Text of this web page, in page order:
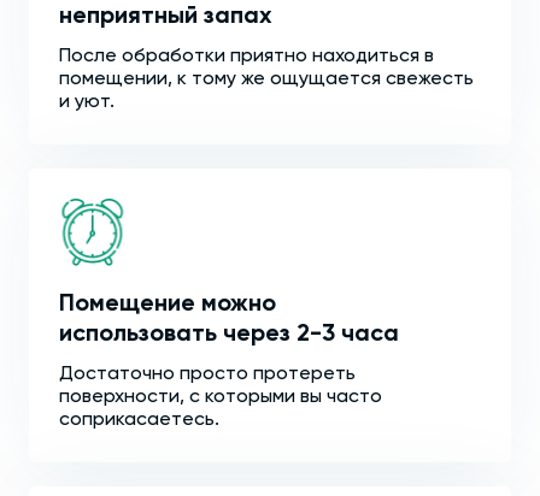
неприятный запах
После обработки приятно находиться в
помещении, к тому же ощущается свежесть
и уют.
Помещение можно
использовать через 2-3 часа
Достаточно просто протереть
поверхности, с которыми вы часто
соприкасаетесь.